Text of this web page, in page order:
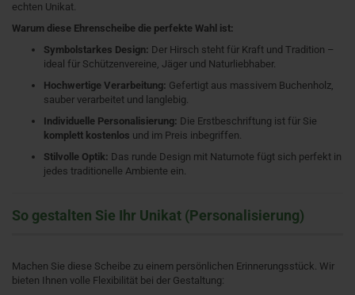
echten Unikat.
Warum diese Ehrenscheibe die perfekte Wahl ist:
Symbolstarkes Design: Der Hirsch steht für Kraft und Tradition –
ideal für Schützenvereine, Jäger und Naturliebhaber.
Hochwertige Verarbeitung: Gefertigt aus massivem Buchenholz,
sauber verarbeitet und langlebig.
Individuelle Personalisierung: Die Erstbeschriftung ist für Sie
komplett kostenlos und im Preis inbegriffen.
Stilvolle Optik: Das runde Design mit Naturnote fügt sich perfekt in
jedes traditionelle Ambiente ein.
So gestalten Sie Ihr Unikat (Personalisierung)
Machen Sie diese Scheibe zu einem persönlichen Erinnerungsstück. Wir
bieten Ihnen volle Flexibilität bei der Gestaltung: